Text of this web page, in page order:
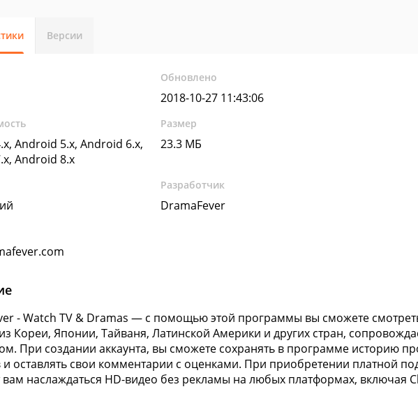
Версии
Обновлено
2018-10-27 11:43:06
Android 5.x, Android 6.x,
Android 8.x
Размер
23.3 МБ
Разработчик
DramaFever
- Watch TV & Dramas — с помощью этой программы вы сможете
Кореи, Японии, Тайваня, Латинской Америки и других стран,
При создании аккаунта, вы сможете сохранять в программе историю
и оставлять свои комментарии с оценками. При приобретении платной
вам наслаждаться HD-видео без рекламы на любых платформах, включая